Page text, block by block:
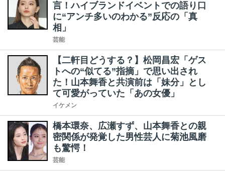
言！ハイブランドイベントでの語り口
に“アンチ多いのわかる”反応の「真
相」
芸能
【二軒目どうする？】松岡昌宏「ゲス
トへの“似てる”指摘」で思い出され
た！山本舞香と共演前は「妹分」とし
て可愛がっていた「あの女優」
イケメン
橋本環奈、広瀬すず、山本舞香との親
密関係が発覚した男性芸人に菊池風磨
も驚愕！
芸能